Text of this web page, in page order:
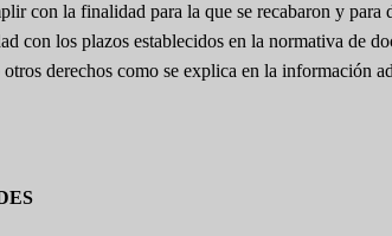
con la finalidad para la que se recabaron y
con los plazos establecidos en la normativa de
derechos como se explica en la información